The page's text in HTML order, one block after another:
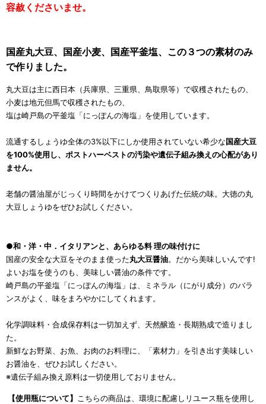
容赦くださいませ。
国産丸大豆、国産小麦、国産平釜塩、この３つの素材のみ
で作りました。
丸大豆は主に西日本（兵庫県、三重県、鳥取県等）で収穫されたもの、
小麦は地元但馬で収穫されたもの、
塩は崎戸島の平釜塩「にっぽんの海塩」を使用しています。
流通するしょうゆ全体の3%以下にしか使用されていない希少な国産大豆
を100%使用し、ポストハーベストの汚染や遺伝子組み換えの心配があり
ません。
老舗の醤油屋がじっくり時間をかけてつくりあげた伝統の味。大徳の丸
大豆しょうゆをぜひお試しください。
●和・洋・中．イタリアンと、あらゆる料 理の味付けに
国産の安全な大豆をそのまま使った丸大豆醤油。だから美味しいんです!
よいお塩を使うのも、美味しい醤油の条件です。
崎戸島の平釜塩「にっぽんの海塩」は、ミネラル（にがり成分）のバラ
ンスがよく、味をまろやかにしてくれます。
化学調味料・合成保存料は一切加えず、天然醸造・長期熟成で造りまし
た。
新鮮なお野菜、お魚、お肉のお料理に、「素材力」を引き出す美味しい
お醤油を、ぜひお試しください。
※遺伝子組み換え原料は一切使用しておりません。
【使用瓶について】
こちらの商品は、環境に配慮しリユース瓶を使用し